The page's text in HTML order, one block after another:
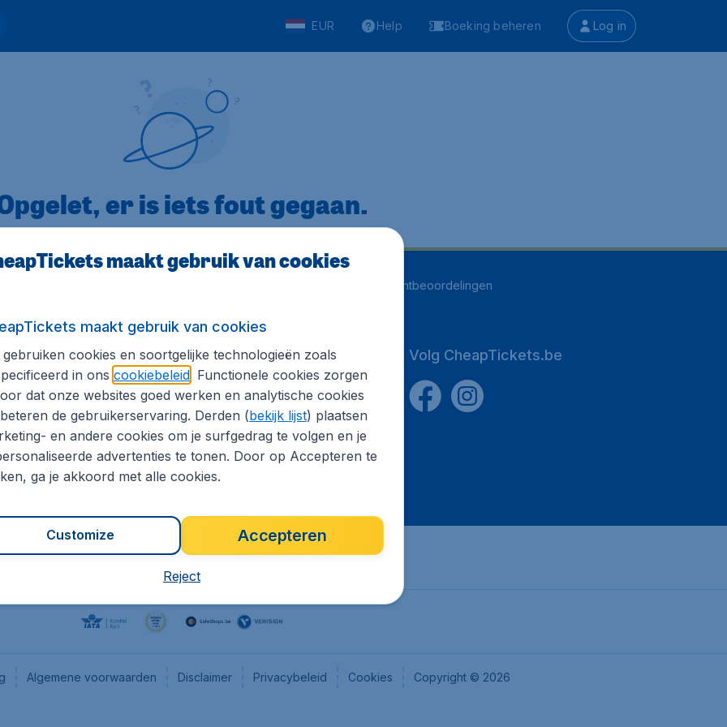
EUR Help Boeking beheren Log in
er is iets fout gegaan.
klantbeoordelingen
informatie
Internationale sites
Flugladen.de
CheapTickets.ch
CheapTickets.nl
CheapTickets.sg
Volg CheapTickets.be
Algemene voorwaarden Disclaimer Privacybeleid Cookies Copyright © 2026
maakt gebruik van cookies
maakt gebruik van cookies
gebruiken cookies en soortgelijke technologieën zoals
in ons cookiebeleid. Functionele cookies zorgen
dat onze websites goed werken en analytische cookies
de gebruikerservaring. Derden (bekijk lijst) plaatsen
en andere cookies om je surfgedrag te volgen en je
advertenties te tonen. Door op Accepteren te
ga je akkoord met alle cookies.
Accepteren
Customize
Reject